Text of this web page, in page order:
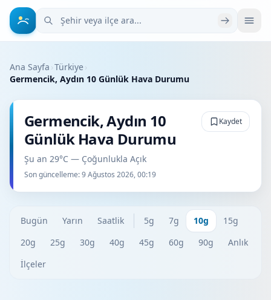
Şehir veya ilçe ara
Ana Sayfa ›Türkiye›
Germencik, Aydın 10 Günlük Hava Durumu
Germencik, Aydın 10
Günlük Hava Durumu
Şu an 29°C — Çoğunlukla Açık
Son güncelleme:9 Ağustos 2026, 00:19
Kaydet
Bugün Yarın Saatlik 5g 7g 10g
15g
20g
25g 30g 40g 45g 60g 90g
Anlık
İlçeler